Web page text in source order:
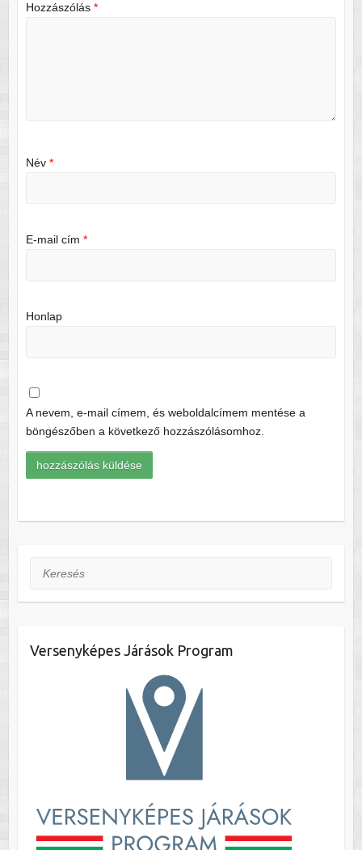
Hozzászólás *
Név *
E-mail cím *
Honlap
A nevem, e-mail címem, és weboldalcímem mentése a
böngészőben a következő hozzászólásomhoz.
Keresés
Versenyképes Járások Program